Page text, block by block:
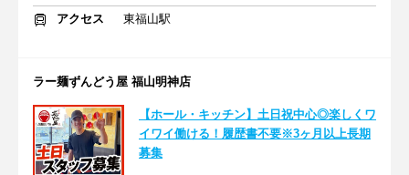
アクセス
東福山駅
ラー麺ずんどう屋 福山明神店
【ホール・キッチン】土日祝中心◎楽しくワ
イワイ働ける！履歴書不要※3ヶ月以上長期
募集